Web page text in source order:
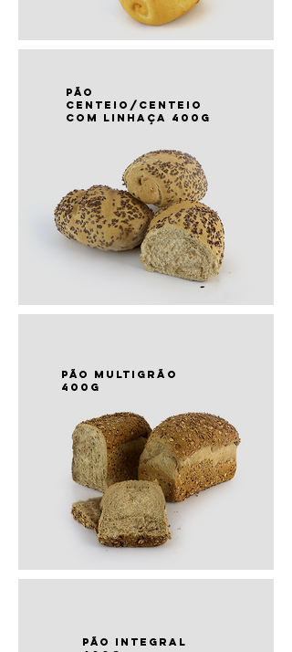
PÃO integral
PÃO multigrão
400g
PÃO
centeio/centeio
com linhaça 400g